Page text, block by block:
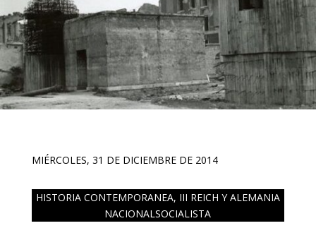
MIÉRCOLES, 31 DE DICIEMBRE DE 2014
HISTORIA CONTEMPORANEA, III REICH Y ALEMANIA
NACIONALSOCIALISTA